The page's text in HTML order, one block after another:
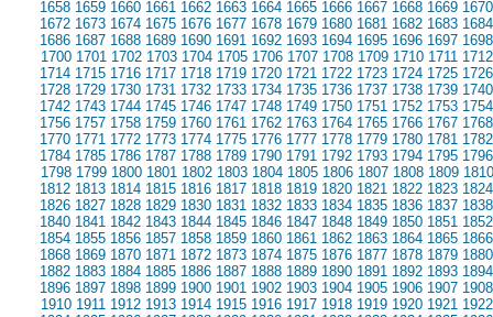
1658 1659 1660 1661 1662 1663 1664 1665 1666 1667 1668 1669 1670
1672 1673 1674 1675 1676 1677 1678 1679 1680 1681 1682 1683 1684
1686 1687 1688 1689 1690 1691 1692 1693 1694 1695 1696 1697 1698
1700 1701 1702 1703 1704 1705 1706 1707 1708 1709 1710 1711 1712
1714 1715 1716 1717 1718 1719 1720 1721 1722 1723 1724 1725 1726
1728 1729 1730 1731 1732 1733 1734 1735 1736 1737 1738 1739 1740
1742 1743 1744 1745 1746 1747 1748 1749 1750 1751 1752 1753 1754
1756 1757 1758 1759 1760 1761 1762 1763 1764 1765 1766 1767 1768
1770 1771 1772 1773 1774 1775 1776 1777 1778 1779 1780 1781 1782
1784 1785 1786 1787 1788 1789 1790 1791 1792 1793 1794 1795 1796
1798 1799 1800 1801 1802 1803 1804 1805 1806 1807 1808 1809 1810
1812 1813 1814 1815 1816 1817 1818 1819 1820 1821 1822 1823 1824
1826 1827 1828 1829 1830 1831 1832 1833 1834 1835 1836 1837 1838
1840 1841 1842 1843 1844 1845 1846 1847 1848 1849 1850 1851 1852
1854 1855 1856 1857 1858 1859 1860 1861 1862 1863 1864 1865 1866
1868 1869 1870 1871 1872 1873 1874 1875 1876 1877 1878 1879 1880
1882 1883 1884 1885 1886 1887 1888 1889 1890 1891 1892 1893 1894
1896 1897 1898 1899 1900 1901 1902 1903 1904 1905 1906 1907 1908
1910 1911 1912 1913 1914 1915 1916 1917 1918 1919 1920 1921 1922